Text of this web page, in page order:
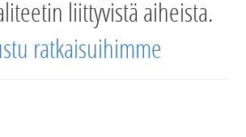
liittyvistä aiheista.
ratkaisuihimme